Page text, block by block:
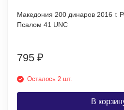
Македония 200 динаров 2016 г.
Псалом 41 UNC
795 ₽
Осталось 2 шт.
В